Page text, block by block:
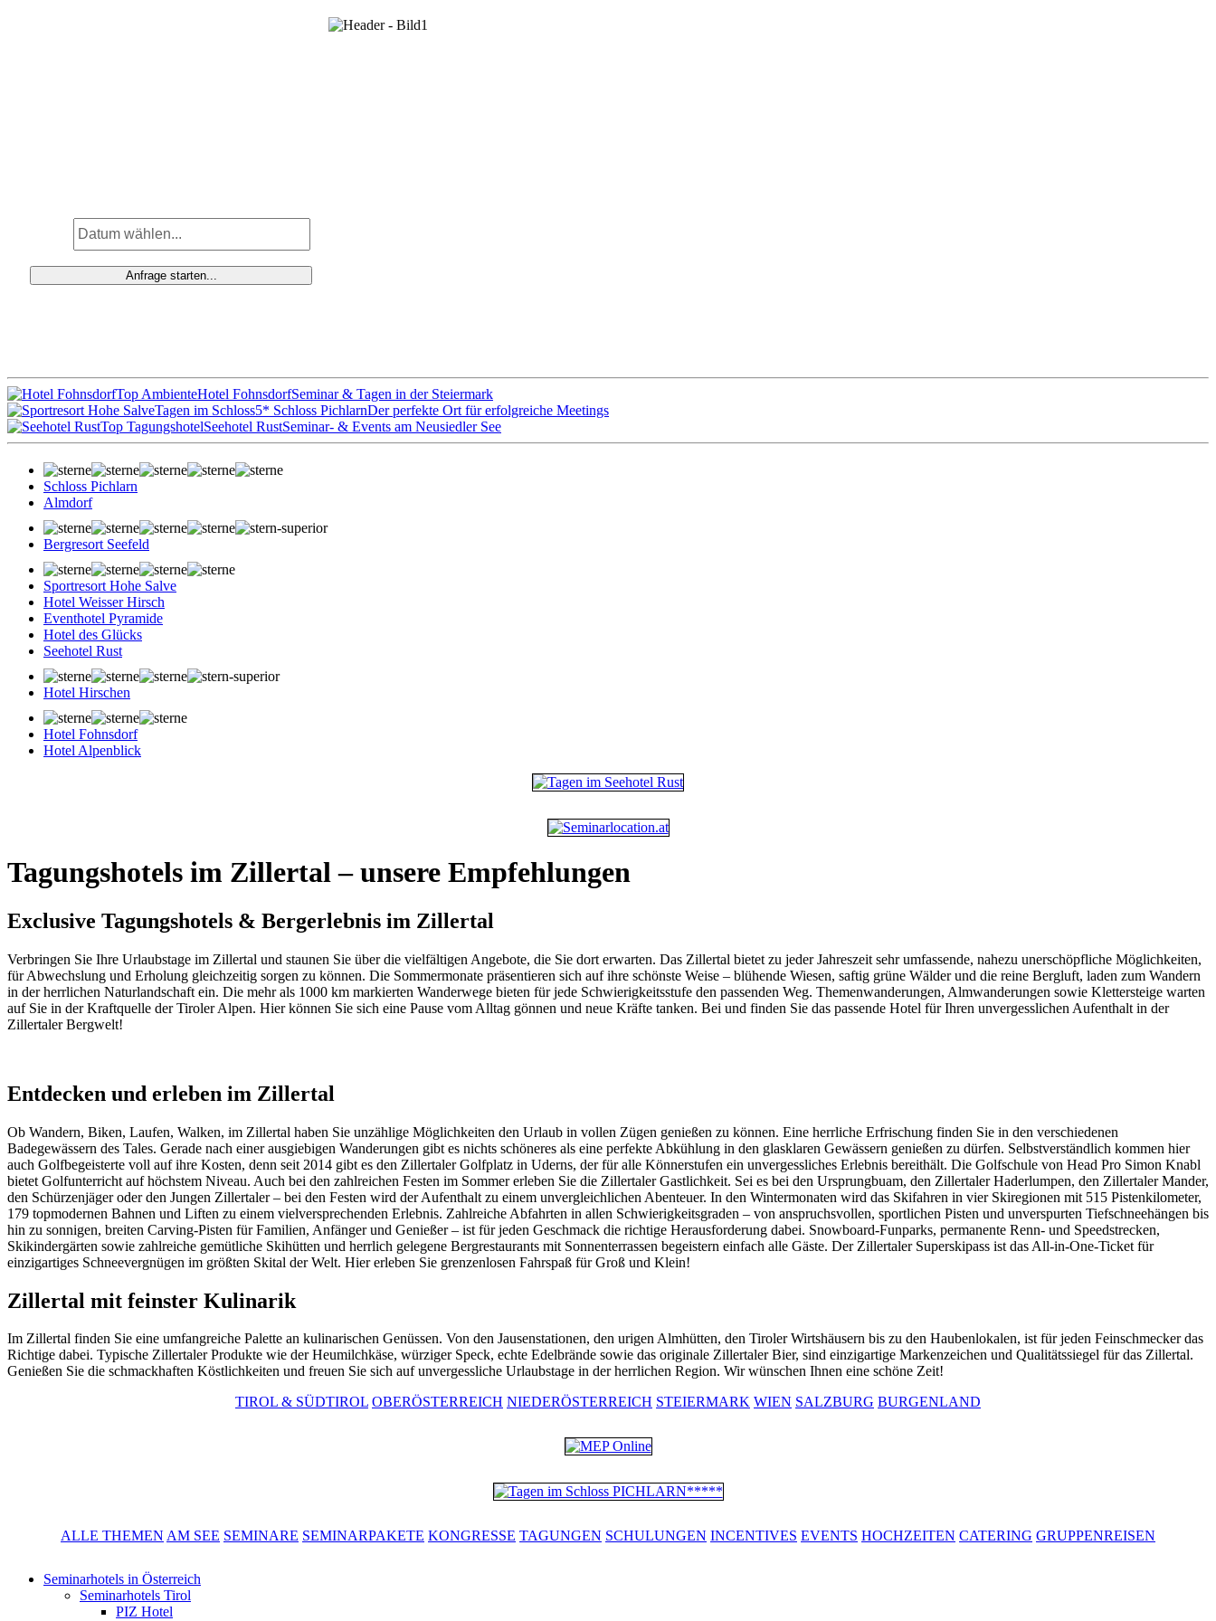
Top AmbienteHotel FohnsdorfSeminar & Tagen in der Steiermark
Tagen im Schloss5* Schloss PichlarnDer perfekte Ort für erfolgreiche Meetings
Top TagungshotelSeehotel RustSeminar- & Events am Neusiedler See
Schloss Pichlarn
Almdorf
Bergresort Seefeld
Sportresort Hohe Salve
Hotel Weisser Hirsch
Eventhotel Pyramide
Hotel des Glücks
Seehotel Rust
Hotel Hirschen
Hotel Fohnsdorf
Hotel Alpenblick
Tagungshotels im Zillertal – unsere Empfehlungen
Exclusive Tagungshotels & Bergerlebnis im Zillertal
Verbringen Sie Ihre Urlaubstage im Zillertal und staunen Sie über die vielfältigen Angebote, die Sie dort erwarten. Das Zillertal bietet zu jeder Jahreszeit sehr umfassende, nahezu unerschöpfliche Möglichkeiten,
für Abwechslung und Erholung gleichzeitig sorgen zu können. Die Sommermonate präsentieren sich auf ihre schönste Weise – blühende Wiesen, saftig grüne Wälder und die reine Bergluft, laden zum Wandern
in der herrlichen Naturlandschaft ein. Die mehr als 1000 km markierten Wanderwege bieten für jede Schwierigkeitsstufe den passenden Weg. Themenwanderungen, Almwanderungen sowie Klettersteige warten
auf Sie in der Kraftquelle der Tiroler Alpen. Hier können Sie sich eine Pause vom Alltag gönnen und neue Kräfte tanken. Bei und finden Sie das passende Hotel für Ihren unvergesslichen Aufenthalt in der
Zillertaler Bergwelt!
Entdecken und erleben im Zillertal
Ob Wandern, Biken, Laufen, Walken, im Zillertal haben Sie unzählige Möglichkeiten den Urlaub in vollen Zügen genießen zu können. Eine herrliche Erfrischung finden Sie in den verschiedenen
Badegewässern des Tales. Gerade nach einer ausgiebigen Wanderungen gibt es nichts schöneres als eine perfekte Abkühlung in den glasklaren Gewässern genießen zu dürfen. Selbstverständlich kommen hier
auch Golfbegeisterte voll auf ihre Kosten, denn seit 2014 gibt es den Zillertaler Golfplatz in Uderns, der für alle Könnerstufen ein unvergessliches Erlebnis bereithält. Die Golfschule von Head Pro Simon Knabl
bietet Golfunterricht auf höchstem Niveau. Auch bei den zahlreichen Festen im Sommer erleben Sie die Zillertaler Gastlichkeit. Sei es bei den Ursprungbuam, den Zillertaler Haderlumpen, den Zillertaler Mander,
den Schürzenjäger oder den Jungen Zillertaler – bei den Festen wird der Aufenthalt zu einem unvergleichlichen Abenteuer. In den Wintermonaten wird das Skifahren in vier Skiregionen mit 515 Pistenkilometer,
179 topmodernen Bahnen und Liften zu einem vielversprechenden Erlebnis. Zahlreiche Abfahrten in allen Schwierigkeitsgraden – von anspruchsvollen, sportlichen Pisten und unverspurten Tiefschneehängen bis
hin zu sonnigen, breiten Carving-Pisten für Familien, Anfänger und Genießer – ist für jeden Geschmack die richtige Herausforderung dabei. Snowboard-Funparks, permanente Renn- und Speedstrecken,
Skikindergärten sowie zahlreiche gemütliche Skihütten und herrlich gelegene Bergrestaurants mit Sonnenterrassen begeistern einfach alle Gäste. Der Zillertaler Superskipass ist das All-in-One-Ticket für
einzigartiges Schneevergnügen im größten Skital der Welt. Hier erleben Sie grenzenlosen Fahrspaß für Groß und Klein!
Zillertal mit feinster Kulinarik
Im Zillertal finden Sie eine umfangreiche Palette an kulinarischen Genüssen. Von den Jausenstationen, den urigen Almhütten, den Tiroler Wirtshäusern bis zu den Haubenlokalen, ist für jeden Feinschmecker das
Richtige dabei. Typische Zillertaler Produkte wie der Heumilchkäse, würziger Speck, echte Edelbrände sowie das originale Zillertaler Bier, sind einzigartige Markenzeichen und Qualitätssiegel für das Zillertal.
Genießen Sie die schmackhaften Köstlichkeiten und freuen Sie sich auf unvergessliche Urlaubstage in der herrlichen Region. Wir wünschen Ihnen eine schöne Zeit!
TIROL & SÜDTIROL OBERÖSTERREICH NIEDERÖSTERREICH STEIERMARK WIEN SALZBURG BURGENLAND
ALLE THEMEN AM SEE SEMINARE SEMINARPAKETE KONGRESSE TAGUNGEN SCHULUNGEN INCENTIVES EVENTS HOCHZEITEN CATERING GRUPPENREISEN
Seminarhotels in Österreich
Seminarhotels Tirol
PIZ Hotel